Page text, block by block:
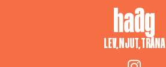
LEV, NJUT, TRÄNA